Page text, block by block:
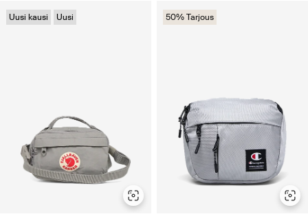
Uusi kausi Uusi 50% Tarjous